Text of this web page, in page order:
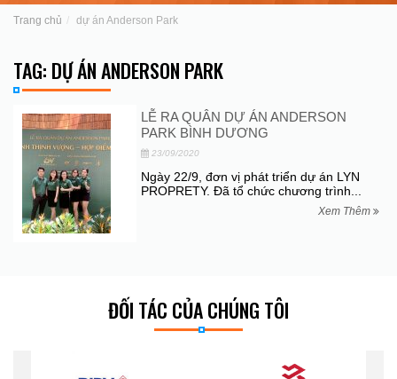
Trang chủ dự án Anderson Park
TAG: DỰ ÁN ANDERSON PARK
LỄ RA QUÂN DỰ ÁN ANDERSON
PARK BÌNH DƯƠNG
23/09/2020
Ngày 22/9, đơn vị phát triển dự án LYN
PROPRETY. Đã tổ chức chương trình...
Xem Thêm
ĐỐI TÁC CỦA CHÚNG TÔI